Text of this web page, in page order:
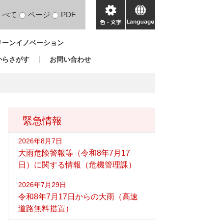
べて ページ PDF
色・
文
language
ンイノベーション
らさがす お問い合わせ
緊急情報
2026年8月7日
大雨危険警報等（令和8年7月17
日）に関する情報（危機管理課）
2026年7月29日
令和8年7月17日からの大雨（高速
道路無料措置）